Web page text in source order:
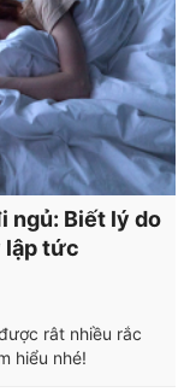
ngủ: Biết lý do
lập tức
rât nhiều rắc
hiểu nhé!